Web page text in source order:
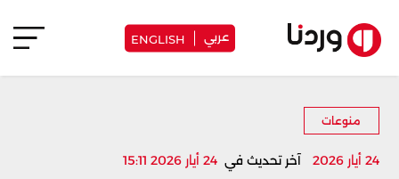
عربي ENGLISH
منوعات
24 أيار 2026 آخر تحديث في 24 أيار 2026 15:11